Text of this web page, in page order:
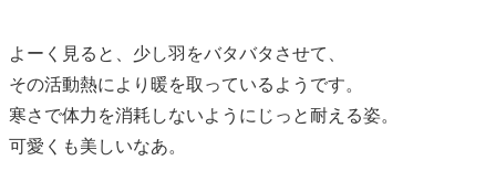
よーく見ると、少し羽をバタバタさせて、
その活動熱により暖を取っているようです。
寒さで体力を消耗しないようにじっと耐える姿。
可愛くも美しいなあ。